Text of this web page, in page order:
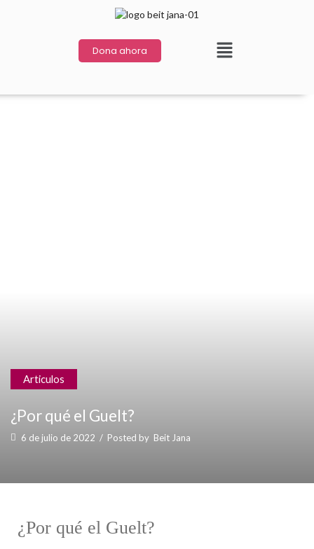
Dona ahora
Articulos
¿Por qué el Guelt?
6 de julio de 2022 / Posted by Beit Jana
¿Por qué el Guelt?